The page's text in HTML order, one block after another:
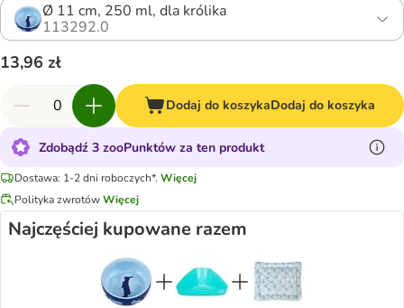
Ø 11 cm, 250 ml, dla królika
113292.0
13,96 zł
Dodaj do koszykaDodaj do koszyka
Zdobądź 3 zooPunktów za ten produkt
Dostawa: 1-2 dni roboczych*. Więcej
Polityka zwrotówWięcej
Najczęściej kupowane razem